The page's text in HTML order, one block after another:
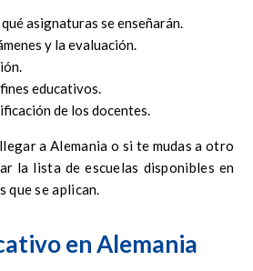
asignaturas se enseñarán.
y la evaluación.
educativos.
de los docentes.
a Alemania o si te mudas a otro
la lista de escuelas disponibles en
que se aplican.
en Alemania